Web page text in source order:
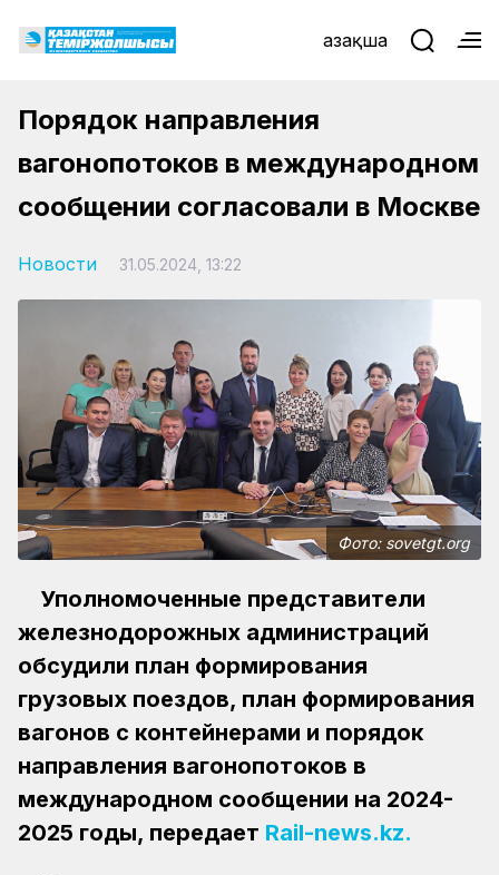
Қазақша
Порядок направления
вагонопотоков в международном
сообщении согласовали в Москве
Новости 31.05.2024, 13:22
Фото: sovetgt.org
Уполномоченные представители
железнодорожных администраций
обсудили план формирования
грузовых поездов, план формирования
вагонов с контейнерами и порядок
направления вагонопотоков в
международном сообщении на 2024-
2025 годы, передает Rail-news.kz.